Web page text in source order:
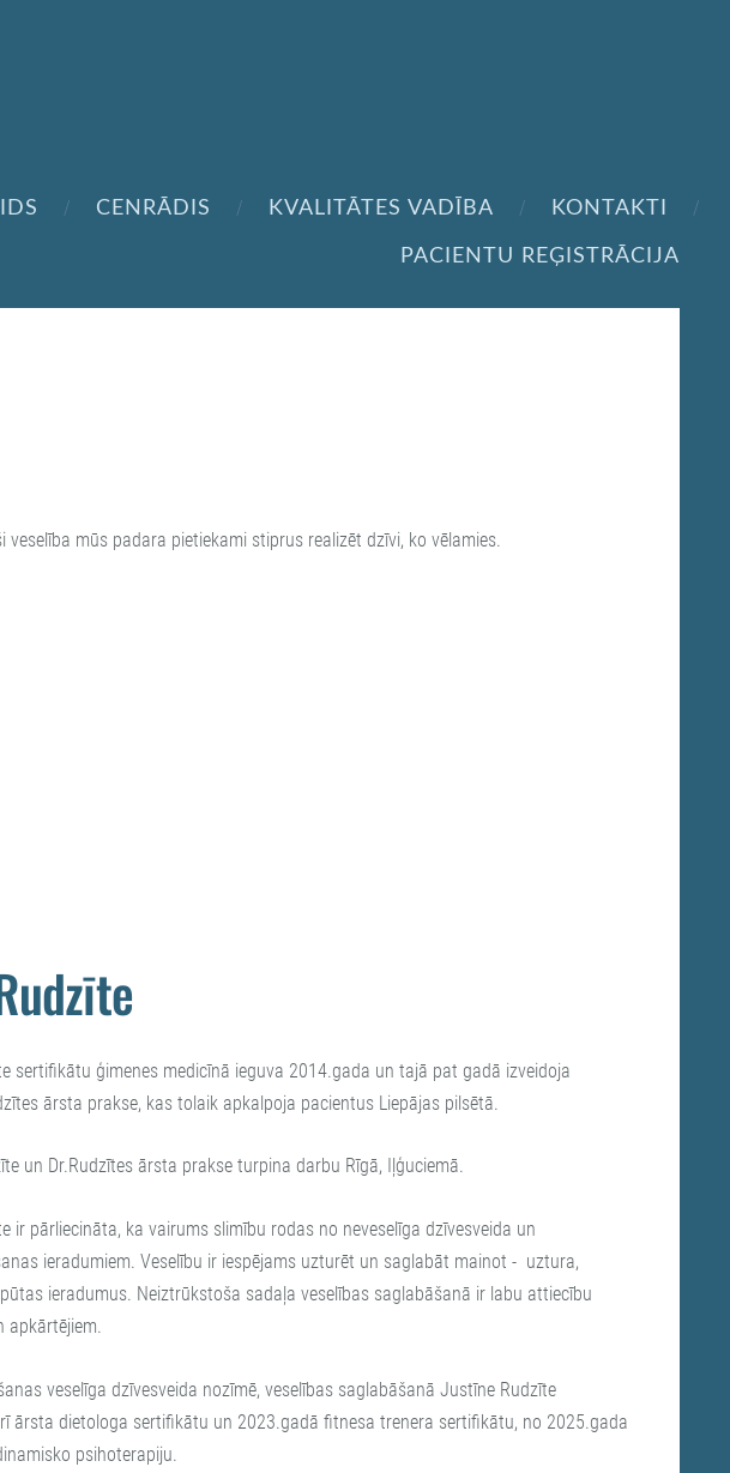
CENRĀDIS KVALITĀTES VADĪBA
KONTAKTI
PACIENTU REĢISTRĀCIJA
mūs padara pietiekami stiprus realizēt dzīvi, ko vēlamies.
sertifikātu ģimenes medicīnā ieguva 2014.gada un tajā pat gadā izveidoja
ārsta prakse, kas tolaik apkalpoja pacientus Liepājas pilsētā.
un Dr.Rudzītes ārsta prakse turpina darbu Rīgā, Iļģuciemā.
ir pārliecināta, ka vairums slimību rodas no neveselīga dzīvesveida un
ieradumiem. Veselību ir iespējams uzturēt un saglabāt mainot - uztura,
ieradumus. Neiztrūkstoša sadaļa veselības saglabāšanā ir labu attiecību
apkārtējiem.
veselīga dzīvesveida nozīmē, veselības saglabāšanā Justīne Rudzīte
ārsta dietologa sertifikātu un 2023.gadā fitnesa trenera sertifikātu, no 2025.gada
psihoterapiju.